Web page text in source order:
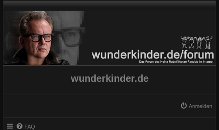
wunderkinder.de
Anmelden
FAQ